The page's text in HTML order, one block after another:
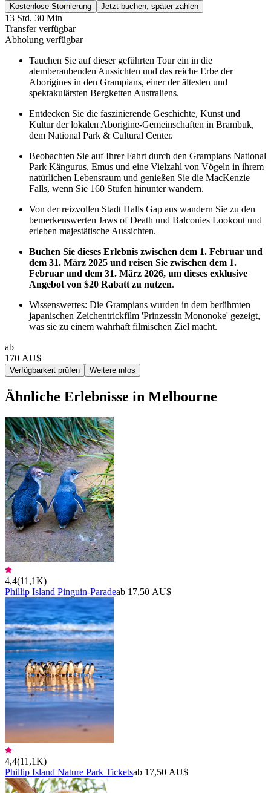
Kostenlose Stornierung Jetzt buchen, später zahlen
13 Std. 30 Min
Transfer verfügbar
Abholung verfügbar
Tauchen Sie auf dieser geführten Tour ein in die
atemberaubenden Aussichten und das reiche Erbe der
Aborigines in den Grampians, einer der ältesten und
spektakulärsten Bergketten Australiens.
Entdecken Sie die faszinierende Geschichte, Kunst und
Kultur der lokalen Aborigine-Gemeinschaften in Brambuk,
dem National Park & Cultural Center.
Beobachten Sie auf Ihrer Fahrt durch den Grampians National
Park Kängurus, Emus und eine Vielzahl von Vögeln in ihrem
natürlichen Lebensraum und genießen Sie die MacKenzie
Falls, wenn Sie 160 Stufen hinunter wandern.
Von der reizvollen Stadt Halls Gap aus wandern Sie zu den
bemerkenswerten Jaws of Death und Balconies Lookout und
erleben majestätische Aussichten.
Buchen Sie dieses Erlebnis zwischen dem 1. Februar und
dem 31. März 2025 und reisen Sie zwischen dem 1.
Februar und dem 31. März 2026, um dieses exklusive
Angebot von $20 Rabatt zu nutzen.
Wissenswertes: Die Grampians wurden in dem berühmten
japanischen Zeichentrickfilm 'Prinzessin Mononoke' gezeigt,
was sie zu einem wahrhaft filmischen Ziel macht.
ab
170 AU$
Verfügbarkeit prüfen Weitere infos
Ähnliche Erlebnisse in Melbourne
4,4(11,1K)
Phillip Island Pinguin-Paradeab 17,50 AU$
4,4(11,1K)
Phillip Island Nature Park Ticketsab 17,50 AU$